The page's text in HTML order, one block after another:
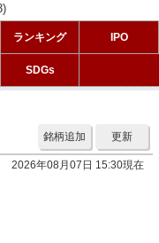
ランキング IPO
SDGs
更新
銘柄追加
2026年08月07日 15:30現在